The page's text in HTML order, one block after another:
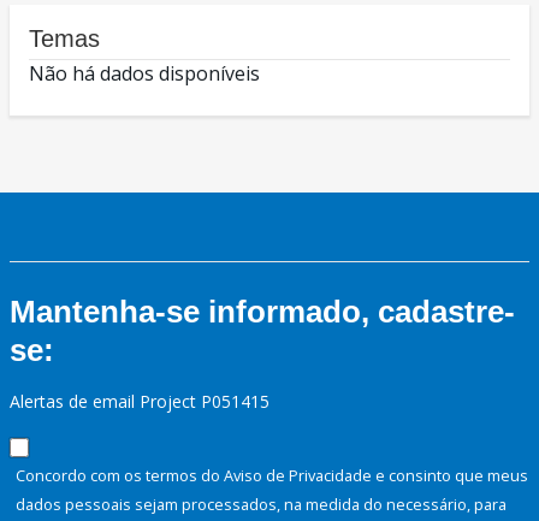
Temas
Não há dados disponíveis
Mantenha-se informado, cadastre-
se:
Alertas de email Project P051415
Concordo com os termos do Aviso de Privacidade e consinto que meus
dados pessoais sejam processados, na medida do necessário, para